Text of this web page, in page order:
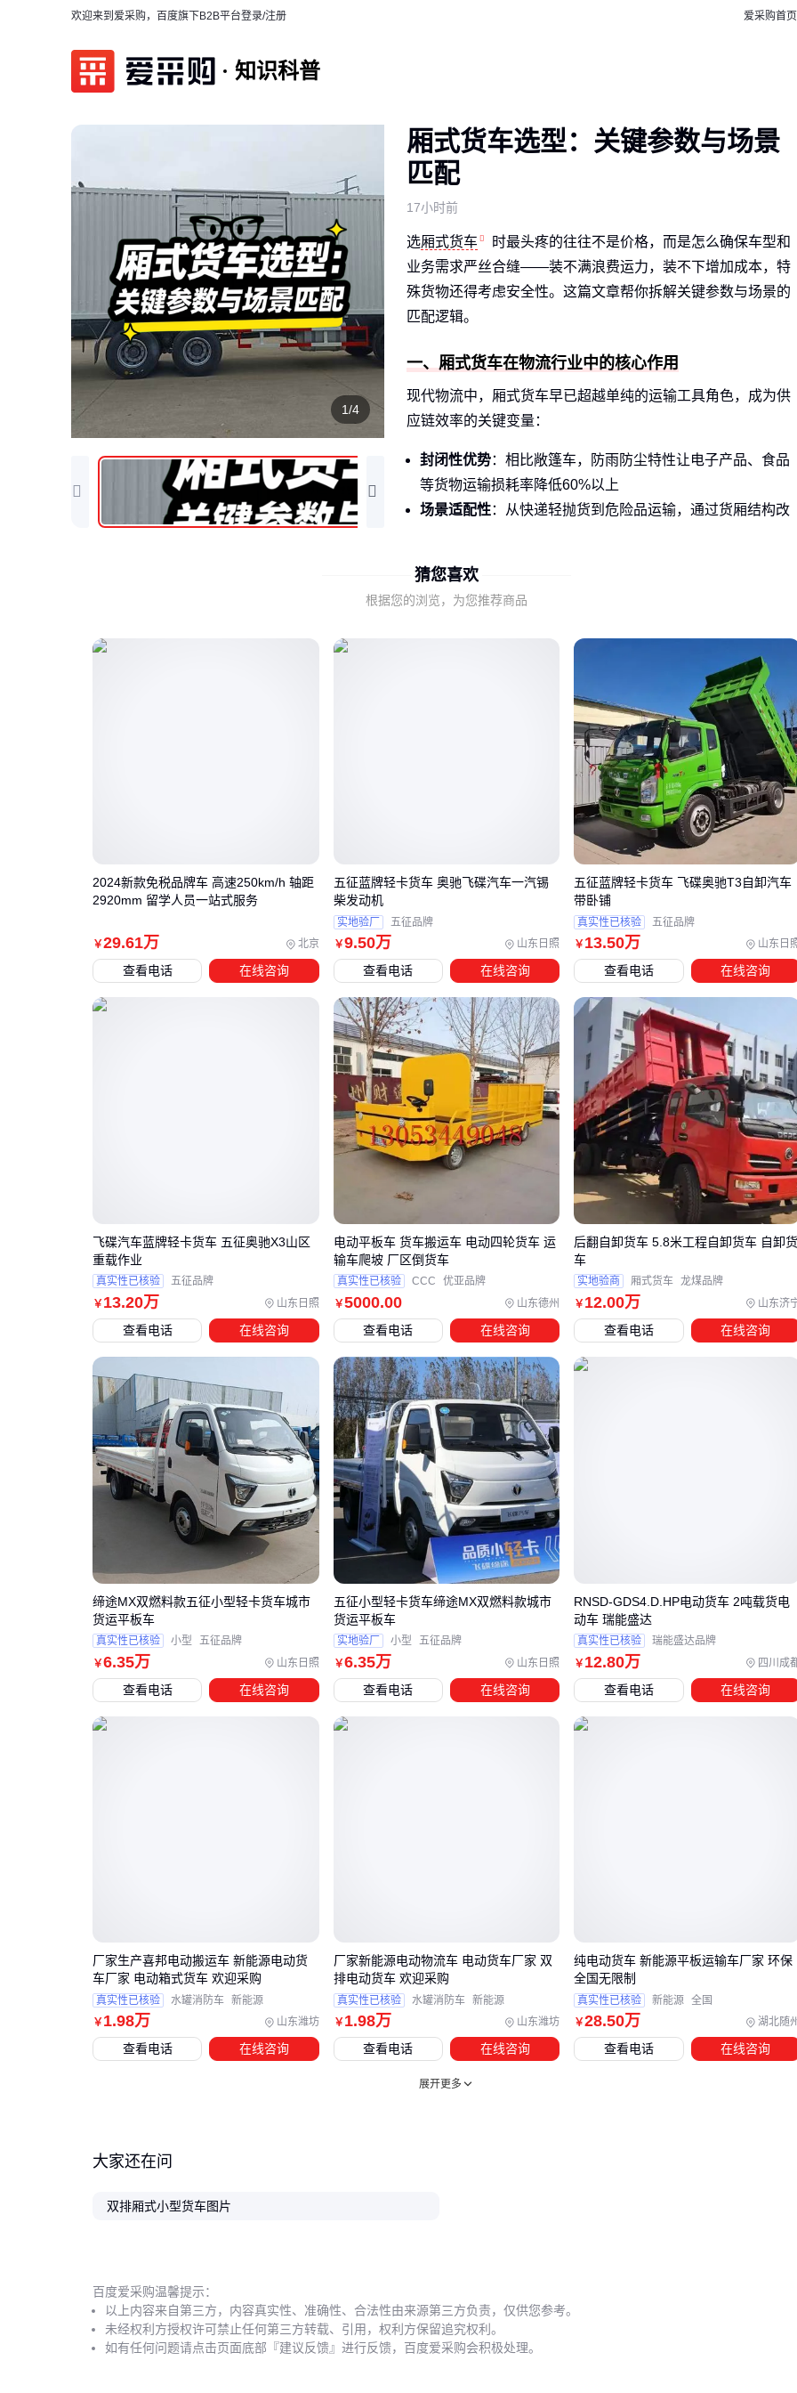
欢迎来到爱采购，百度旗下B2B平台登录/注册 爱采购首页
知识科普
1/4
厢式货车选型：关键参数与场景
匹配
17小时前
选厢式货车
时最头疼的往往不是价格，而是怎么确保车型和
业务需求严丝合缝——装不满浪费运力，装不下增加成本，特
殊货物还得考虑安全性。这篇文章帮你拆解关键参数与场景的
匹配逻辑。
一、厢式货车在物流行业中的核心作用
现代物流中，厢式货车早已超越单纯的运输工具角色，成为供
应链效率的关键变量：
封闭性优势：相比敞篷车，防雨防尘特性让电子产品、食品
等货物运输损耗率降低60%以上
场景适配性：从快递轻抛货到危险品运输，通过货厢结构改
标准，普通货车无法替代
装卸效率提升3倍，适合高频次零担物流场景。
：先明确运输货物属性，再倒推车型需求 🔍
二、厢式货车的分类与常见误区
采购时容易被表象参数误导，这几个维度才是选型核心：
：总质量≤4.5吨，适合城市配送（如4.2米货
重型厢式货车
：总质量≥12吨，专线物流主力（如13米半
误区1："大吨位=高收益"——超载罚款+油耗增加可能反亏
15%利润
误区2："通用车厢最划算"——精密仪器运输因减震不足的货
损率高达8%
误区3："新能源不成熟"——城市配送场景下电动车型每公里
成本已低于燃油车30%
结论：脱离场景谈参数都是伪命题 ⚠️
三、如何根据业务需求选择最合适的厢式货车
用这张对比表快速锁定方向：
场景特征 关键参数
城配轻抛
货
纯电轻型厢式
货车
续航≥150km，货厢
≥8m³
冷链物流
冷藏厢式货车
危险品运
输
防爆危险品厢
式车
跨境物流
高栏货运卡车
重点说两个增长迅速的细分领域：
电动厢式货车
：政策驱动下，续航300km车型已满足日均
200km配送需求。某生鲜平台实测数据显示，相比燃油车每
台车年省9.2万运营成本
：新国标要求医药运输必须配备温度监控系
液压货车装卸平台 使装卸时间缩短至传统方式的1/4
车辆防护体系
长期露天停放导致厢体老化速度加快2倍
定制化
货车遮阳帘 能有效阻隔80%紫外线损伤
应急工具：随车应备专业
坏重载螺栓
猜您喜欢
根据您的浏览，为您推荐商品
￥29.61万 北京
2024新款免税品牌车 高速250km/h 轴距
2920mm 留学人员一站式服务
查看电话 在线咨询
￥9.50万 山东日照
五征蓝牌轻卡货车 奥驰飞碟汽车一汽锡
柴发动机
实地验厂 五征品牌
查看电话 在线咨询
￥ 13.50万 山东日
五征蓝牌轻卡货车 飞碟奥驰T3自卸汽车
带卧铺
真实性已核验 五征品牌
查看电话 在线咨询
￥ 13.20万 山东日照
飞碟汽车蓝牌轻卡货车 五征奥驰X3山区
重载作业
真实性已核验 五征品牌
查看电话 在线咨询
￥5000.00 山东德州
电动平板车 货车搬运车 电动四轮货车 运
输车爬坡 厂区倒货车
真实性已核验 CCC 优亚品牌
查看电话 在线咨询
￥ 12.00万 山东济
后翻自卸货车 5.8米工程自卸货车 自卸
车
实地验商 厢式货车 龙煤品牌
查看电话 在线咨询
￥6.35万 山东日照
缔途MX双燃料款五征小型轻卡货车城市
货运平板车
真实性已核验 小型 五征品牌
查看电话 在线咨询
￥6.35万 山东日照
五征小型轻卡货车缔途MX双燃料款城市
货运平板车
实地验厂 小型 五征品牌
查看电话 在线咨询
￥12.80万 四川成
RNSD-GDS4.D.HP电动货车 2吨载货电
动车 瑞能盛达
真实性已核验 瑞能盛达品牌
查看电话 在线咨询
￥ 1.98万 山东潍坊
厂家生产喜邦电动搬运车 新能源电动货
车厂家 电动箱式货车 欢迎采购
真实性已核验 水罐消防车 新能源
查看电话 在线咨询
￥ 1.98万 山东潍坊
厂家新能源电动物流车 电动货车厂家 双
排电动货车 欢迎采购
真实性已核验 水罐消防车 新能源
查看电话 在线咨询
￥28.50万 湖北随
纯电动货车 新能源平板运输车厂家 环保
全国无限制
真实性已核验 新能源 全国
查看电话 在线咨询
展开更多
大家还在问
双排厢式小型货车图片
百度爱采购温馨提示：
以上内容来自第三方，内容真实性、准确性、合法性由来源第三方负责，仅供您参考。
未经权利方授权许可禁止任何第三方转载、引用，权利方保留追究权利。
如有任何问题请点击页面底部『建议反馈』进行反馈，百度爱采购会积极处理。